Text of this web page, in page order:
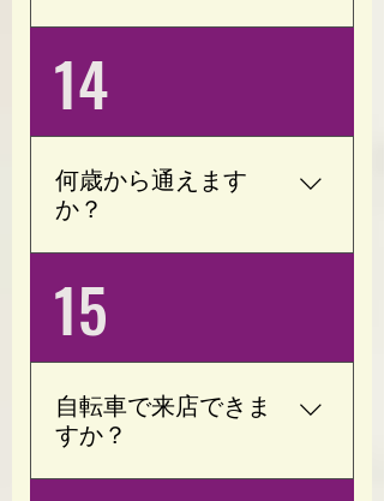
LINEよりご予約いただけ
ます。 ご不明な点がござ
いましたら、お気軽にお
問い合わせください。 通
常体験１回は￥3,300にな
ります。 ただいまキャン
ペーン中ですのでどちら
かお選びいただけます。
(現在のキャンペーン体験
４回￥10,000) 予約メール
mailto:opoty.salon@gmail.co
m
14
何歳から通えます
か？
通っておりました。 目的
はダイエット、若いので
運動するたびに痩せてい
きました。 一人でも通え
るお子様でしたら問題な
く指導できます。
15
自転車で来店できま
すか？